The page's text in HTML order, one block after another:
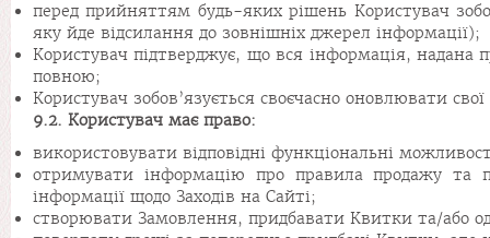
перед прийняттям будь-яких рішень Користувач
яку йде відсилання до зовнішніх джерел інформації);
Користувач підтверджує, що вся інформація, надана
повною;
Користувач зобов’язується своєчасно оновлювати
9.2. Користувач має право:
використовувати відповідні функціональні
отримувати інформацію про правила продажу та
інформації щодо Заходів на Сайті;
створювати Замовлення, придбавати Квитки та/або